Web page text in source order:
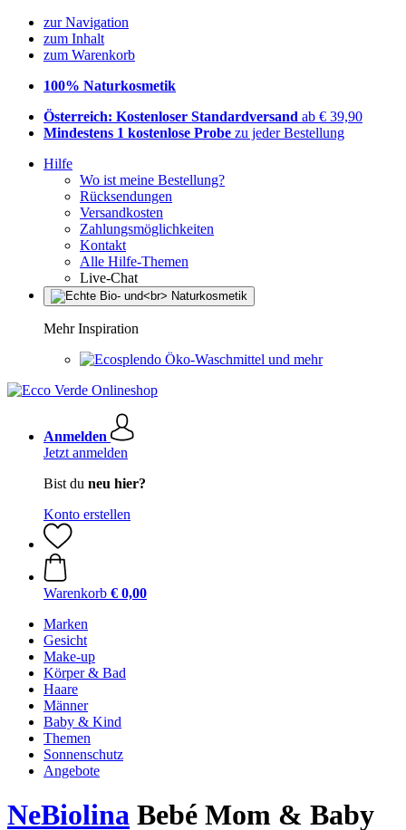
zur Navigation
zum Inhalt
zum Warenkorb
100% Naturkosmetik
Österreich: Kostenloser Standardversand ab € 39,90
Mindestens 1 kostenlose Probe zu jeder Bestellung
Hilfe
Wo ist meine Bestellung?
Rücksendungen
Versandkosten
Zahlungsmöglichkeiten
Kontakt
Alle Hilfe-Themen
Live-Chat
Mehr Inspiration
Öko-Waschmittel und mehr
Anmelden
Jetzt anmelden
Bist du neu hier?
Konto erstellen
Warenkorb € 0,00
Marken
Gesicht
Make-up
Körper & Bad
Haare
Männer
Baby & Kind
Themen
Sonnenschutz
Angebote
NeBiolina Bebé Mom & Baby